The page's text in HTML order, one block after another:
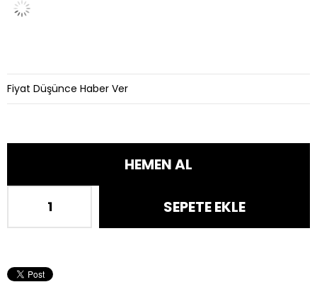
Fiyat Düşünce Haber Ver